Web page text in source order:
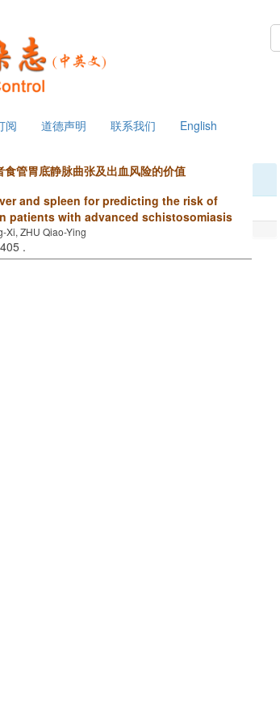
阅 道德声明 联系我们 English
管胃底静脉曲张及出血风险的价值
and spleen for predicting the risk of
patients with advanced schistosomiasis
Xi, ZHU Qiao-Ying
.